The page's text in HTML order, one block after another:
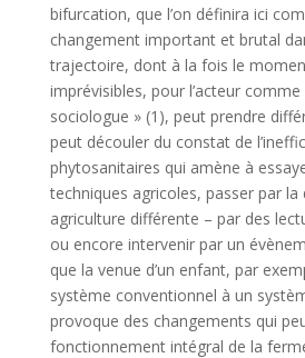
bifurcation, que l’on définira ici
changement important et brutal
trajectoire, dont à la fois le
imprévisibles, pour l’acteur
sociologue » (1), peut prendre
peut découler du constat de
phytosanitaires qui amène à
techniques agricoles, passer par la
agriculture différente – par des
ou encore intervenir par un
que la venue d’un enfant, par
système conventionnel à un
provoque des changements qui
fonctionnement intégral de la